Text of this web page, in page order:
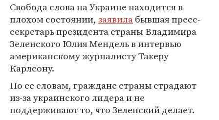
Свобода слова на Украине находится в
плохом состоянии, заявилабывшая пресс-
секретарь президента страны Владимира
Зеленского Юлия Мендель в интервью
американскому журналисту Такеру
Карлсону.
По ее словам, граждане страны страдают
из-за украинского лидера и не
поддерживают то, что Зеленский делает.